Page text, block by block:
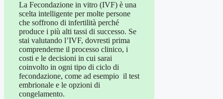
La Fecondazione in vitro (IVF) è una
scelta intelligente per molte persone
che soffrono di infertilità perché
produce i più alti tassi di successo. Se
stai valutando l’IVF, dovresti prima
comprenderne il processo clinico, i
costi e le decisioni in cui sarai
coinvolto in ogni tipo di ciclo di
fecondazione, come ad esempio il test
embrionale e le opzioni di
congelamento.